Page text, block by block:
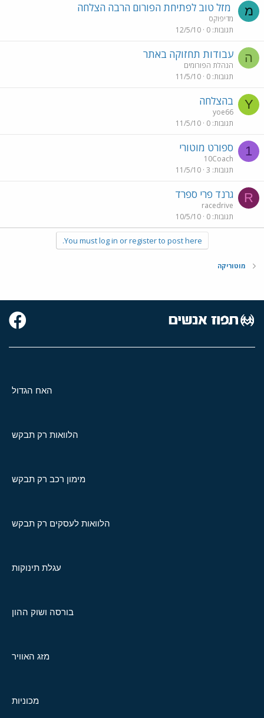
מ מזל טוב לפתיחת הפורום הרבה הצלחה
מדיפוקס
תגובות 0
12/5/10
ה עבודות תחזוקה באתר
הנהלת הפורומים
תגובות 0
11/5/10
Y בהצלחה
yoe66
תגובות 0
11/5/10
1 ספורט מוטורי
10Coach
תגובות 3
11/5/10
R גרנד פרי ספרד
racedrive
תגובות 0
10/5/10
You must log in or register to post here.
מוטוריקה
האח הגדול
הלוואות רק תבקש
מימון רכב רק תבקש
הלוואות לעסקים רק תבקש
עגלת תינוקות
בורסה ושוק ההון
מזג האוויר
מכוניות